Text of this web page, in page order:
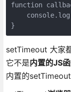
function
setTimeout 大家
它不是内置的JS
内置的setTimeout